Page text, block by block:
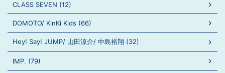
CLASS SEVEN (12)
DOMOTO/ KinKi Kids (66)
Hey! Say! JUMP/ 山田涼介/ 中島裕翔 (32)
IMP. (79)